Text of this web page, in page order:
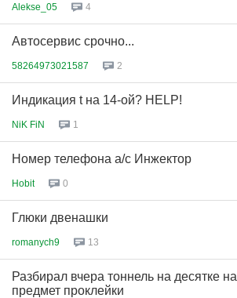
Alekse_05 4
Автосервис срочно...
58264973021587 2
Индикация t на 14-ой? HELP!
NiK FiN 1
Номер телефона а/с Инжектор
Hobit 0
Глюки двенашки
romanych9 13
Разбирал вчера тоннель на десятке на
предмет проклейки